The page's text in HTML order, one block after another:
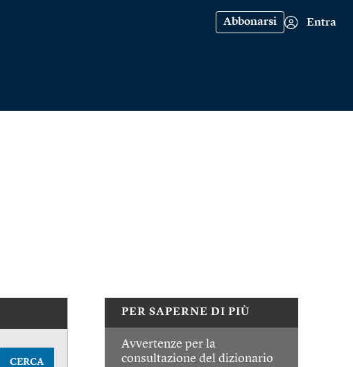
Abbonarsi Entra
PER SAPERNE DI PIÙ
Avvertenze per la
consultazione del dizionario
CERCA